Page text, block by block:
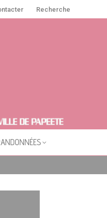
Recherche